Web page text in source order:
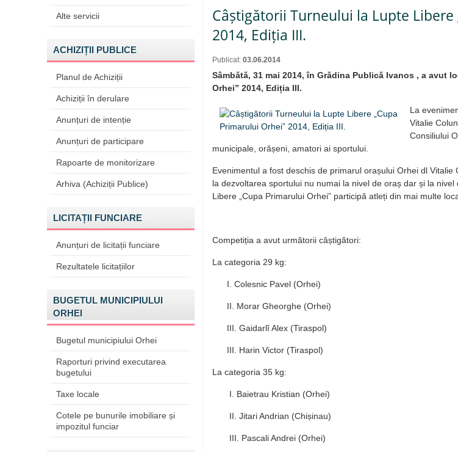
Alte servicii
ACHIZIȚII PUBLICE
Planul de Achiziții
Achiziții în derulare
Anunțuri de intenție
Anunțuri de participare
Rapoarte de monitorizare
Arhiva (Achiziții Publice)
LICITAȚII FUNCIARE
Anunțuri de licitații funciare
Rezultatele licitațiilor
BUGETUL MUNICIPIULUI
ORHEI
Bugetul municipiului Orhei
Raporturi privind executarea
bugetului
Taxe locale
Cotele pe bunurile imobiliare și
impozitul funciar
Câștigătorii Turneului la Lupte Libere
2014, Ediția III.
Publicat: 03.06.2014
Sâmbătă, 31 mai 2014, în Grădina Publică Ivanos , a avut
Orhei” 2014, Ediția III.
La
Vitalie
Consiliului
municipale, orășeni, amatori ai sportului.
Evenimentul a fost deschis de primarul orașului Orhei dl
la dezvoltarea sportului nu numai la nivel de oraș dar și la
Libere „Cupa Primarului Orhei” participă atleți din mai multe
Competiția a avut următorii câștigători:
La categoria 29 kg:
I. Colesnic Pavel (Orhei)
II. Morar Gheorghe (Orhei)
III. Gaidarlî Alex (Tiraspol)
III. Harin Victor (Tiraspol)
La categoria 35 kg:
I. Baietrau Kristian (Orhei)
II. Jitari Andrian (Chișinau)
III. Pascali Andrei (Orhei)